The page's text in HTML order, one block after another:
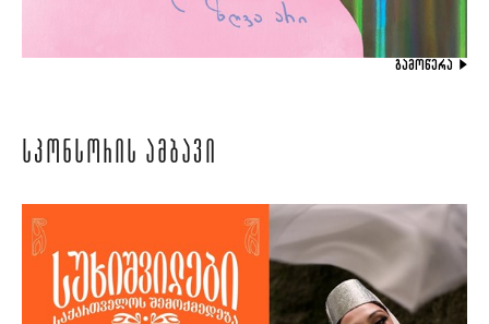
ᲒᲐᲛᲝᲬᲔᲠᲐ
ᲡᲞᲝᲜᲡᲝᲠᲘᲡ ᲐᲛᲑᲐᲕᲘ